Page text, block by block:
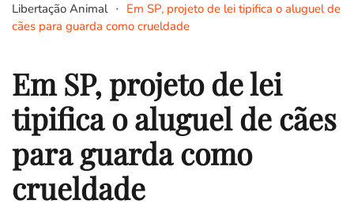
Libertação Animal
Em SP, projeto de lei tipifica o aluguel de
cães para guarda como crueldade
Em SP, projeto de lei
tipifica o aluguel de cães
para guarda como
crueldade